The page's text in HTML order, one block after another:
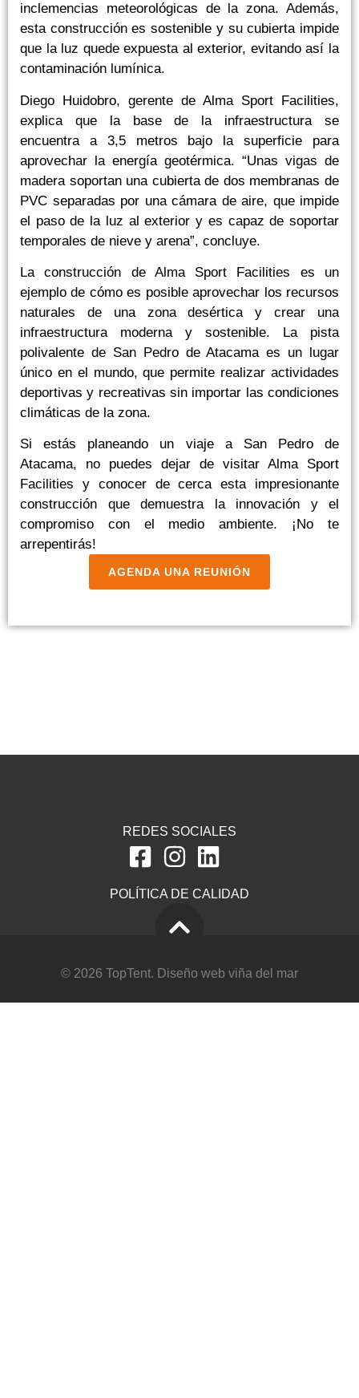
inclemencias meteorológicas de la zona. Además,
esta construcción es sostenible y su cubierta impide
que la luz quede expuesta al exterior, evitando así la
contaminación lumínica.
Diego Huidobro, gerente de Alma Sport Facilities,
explica que la base de la infraestructura se
encuentra a 3,5 metros bajo la superficie para
aprovechar la energía geotérmica. “Unas vigas de
madera soportan una cubierta de dos membranas de
PVC separadas por una cámara de aire, que impide
el paso de la luz al exterior y es capaz de soportar
temporales de nieve y arena”, concluye.
La construcción de Alma Sport Facilities es un
ejemplo de cómo es posible aprovechar los recursos
naturales de una zona desértica y crear una
infraestructura moderna y sostenible. La pista
polivalente de San Pedro de Atacama es un lugar
único en el mundo, que permite realizar actividades
deportivas y recreativas sin importar las condiciones
climáticas de la zona.
Si estás planeando un viaje a San Pedro de
Atacama, no puedes dejar de visitar Alma Sport
Facilities y conocer de cerca esta impresionante
construcción que demuestra la innovación y el
compromiso con el medio ambiente. ¡No te
arrepentirás!
AGENDA UNA REUNIÓN
REDES SOCIALES
POLÍTICA DE CALIDAD
© 2026 TopTent. Diseño web viña del mar